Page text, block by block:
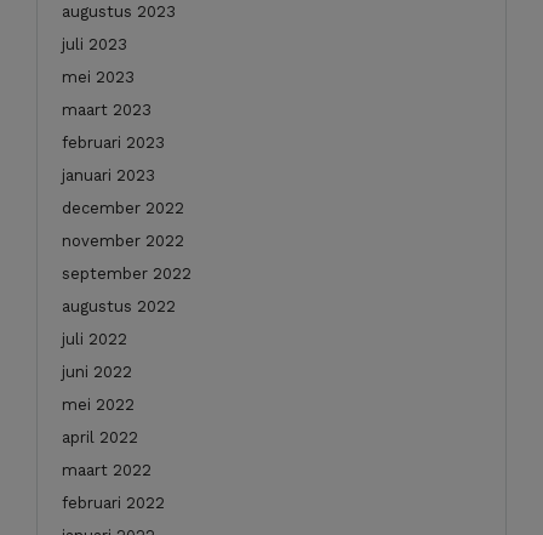
augustus 2023
juli 2023
mei 2023
maart 2023
februari 2023
januari 2023
december 2022
november 2022
september 2022
augustus 2022
juli 2022
juni 2022
mei 2022
april 2022
maart 2022
februari 2022